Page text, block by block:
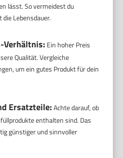
lässt. So vermeidest du
Lebensdauer.
Verhältnis: Ein hoher Preis
Qualität. Vergleiche
um ein gutes Produkt für dein
Ersatzteile:Achte darauf, ob
enthalten sind. Das
günstiger und sinnvoller